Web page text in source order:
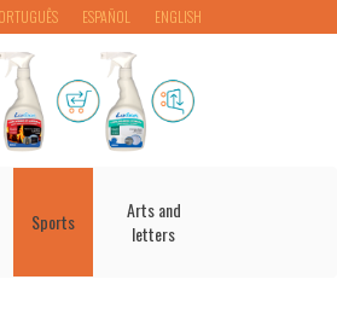
ESPAÑOL ENGLISH
Sports
Arts and
letters